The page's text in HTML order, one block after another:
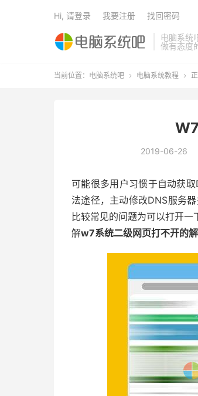
电脑系统
做有态度
Hi, 请登录 我要注册 找回密码
当前位置： 电脑系统吧  电脑系统教程 
2019-06-26
可能很多用户习惯于自动获
法途径，主动修改DNS服务
比较常见的问题为可以打开
解w7系统二级网页打不开的